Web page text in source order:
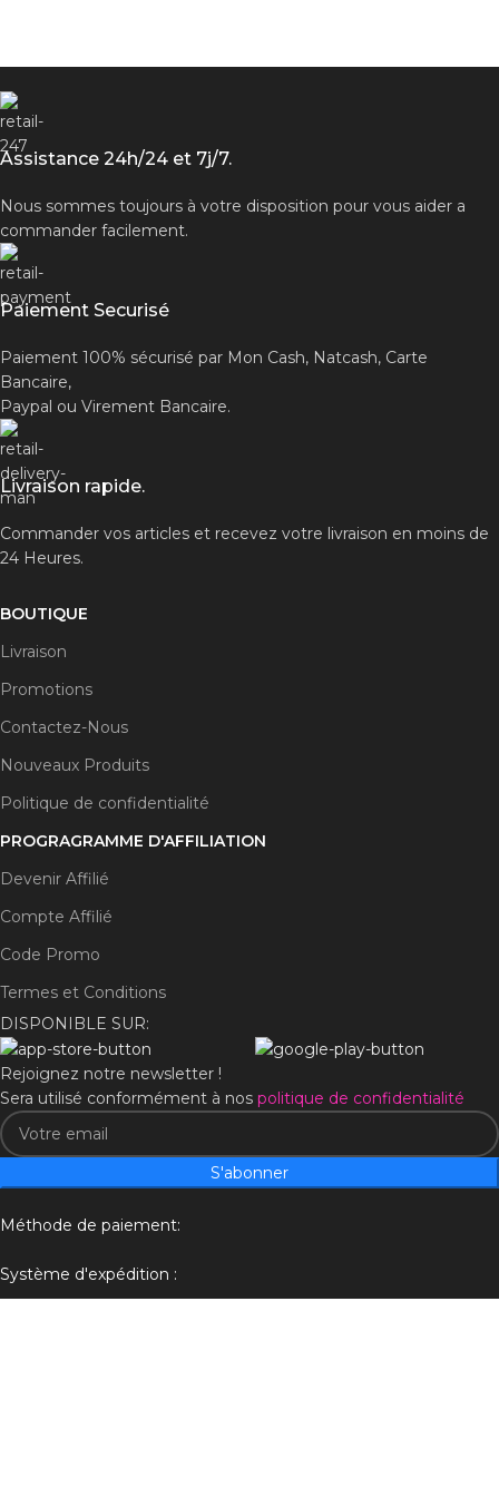
Assistance 24h/24 et 7j/7.
Nous sommes toujours à votre disposition pour vous aider a
commander facilement.
Paiement Securisé
Paiement 100% sécurisé par Mon Cash, Natcash, Carte
Bancaire,
Paypal ou Virement Bancaire.
Livraison rapide.
Commander vos articles et recevez votre livraison en moins de
24 Heures.
BOUTIQUE
Livraison
Promotions
Contactez-Nous
Nouveaux Produits
Politique de confidentialité
PROGRAGRAMME D'AFFILIATION
Devenir Affilié
Compte Affilié
Code Promo
Termes et Conditions
DISPONIBLE SUR:
Rejoignez notre newsletter !
Sera utilisé conformément à nos politique de confidentialité
S'abonner
Méthode de paiement:
Système d'expédition :